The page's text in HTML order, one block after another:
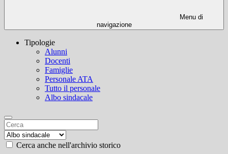
Menu di
navigazione
Tipologie
Alunni
Docenti
Famiglie
Personale ATA
Tutto il personale
Albo sindacale
Cerca anche nell'archivio storico